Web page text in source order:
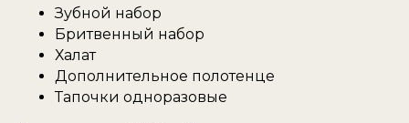
Зубной набор
Бритвенный набор
Халат
Дополнительное полотенце
Тапочки одноразовые